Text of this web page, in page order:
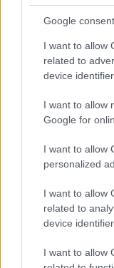
Google
I want to allow
related to
device
I want to allow
Google for
I want to allow
personalized
I want to allow
related to
device
I want to allow
Original
Madnezz•2017.
Illat: enyhe Hab: